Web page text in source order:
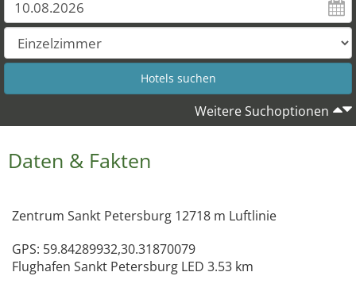
Weitere Suchoptionen
Daten & Fakten
Zentrum Sankt Petersburg 12718 m Luftlinie
GPS: 59.84289932,30.31870079
Flughafen Sankt Petersburg LED 3.53 km